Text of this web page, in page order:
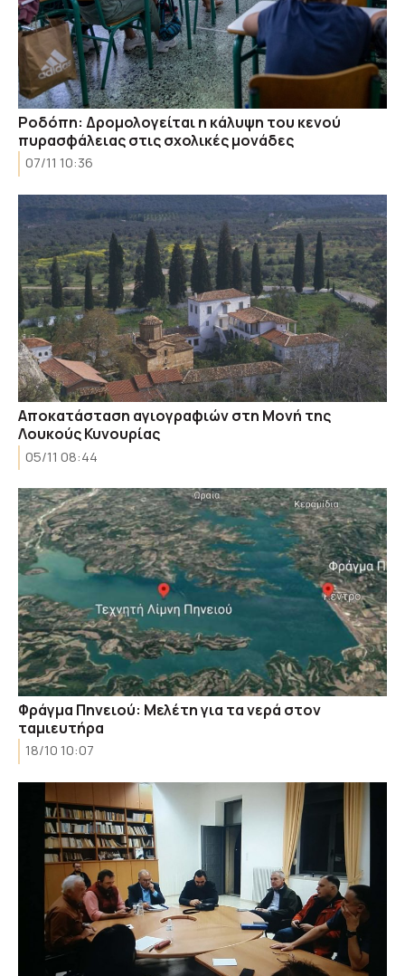
Ροδόπη: Δρομολογείται η κάλυψη του κενού
πυρασφάλειας στις σχολικές μονάδες
07/11 10:36
Αποκατάσταση αγιογραφιών στη Μονή της
Λουκούς Κυνουρίας
05/11 08:44
Φράγμα Πηνειού: Μελέτη για τα νερά στον
ταμιευτήρα
18/10 10:07